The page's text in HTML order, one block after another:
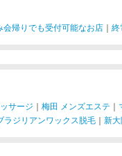
帰りでも受付可能なお店 ｜ 終
サージ ｜ 梅田 メンズエステ ｜
ラジリアンワックス脱毛 ｜ 新